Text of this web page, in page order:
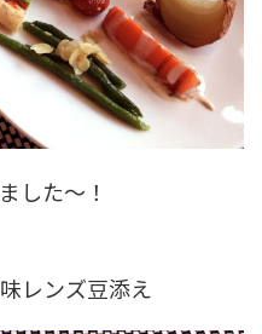
した～！
レンズ豆添え